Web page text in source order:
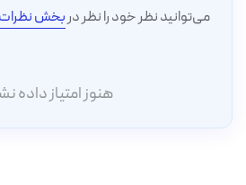
می‌توانید نظر خود را نظر در بخش نظرات
هنوز امتیاز داده